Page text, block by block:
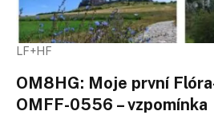
LF+HF
OM8HG: Moje první
OMFF-0556 – vzpomínka